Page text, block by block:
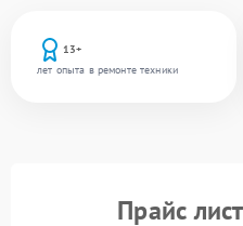
13+
лет опыта в ремонте техники
Прайс